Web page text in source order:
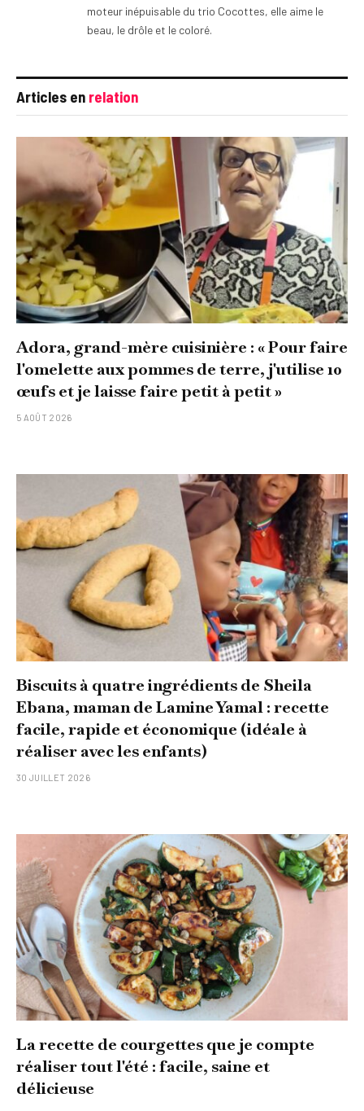
moteur inépuisable du trio Cocottes, elle aime le
beau, le drôle et le coloré.
Articles en relation
Adora, grand-mère cuisinière : « Pour faire
l'omelette aux pommes de terre, j'utilise 10
œufs et je laisse faire petit à petit »
5 AOÛT 2026
Biscuits à quatre ingrédients de Sheila
Ebana, maman de Lamine Yamal : recette
facile, rapide et économique (idéale à
réaliser avec les enfants)
30 JUILLET 2026
La recette de courgettes que je compte
réaliser tout l'été : facile, saine et
délicieuse